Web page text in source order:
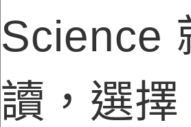
Science
讀，選擇